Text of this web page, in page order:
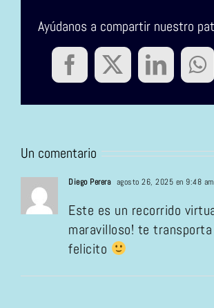
Ayúdanos a compartir nuestro
Facebook
Twitter
Un comentario
Diego Perera agosto 26, 2025 en 9:48 am
Este es un recorrido
maravilloso! te
felicito